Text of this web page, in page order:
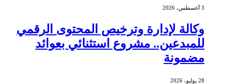
3 أغسطس، 2026
وكالة لإدارة وترخيص المحتوى الرقمي
للمبدعين.. مشروع استثنائي بعوائد
مضمونة
28 يوليو، 2026